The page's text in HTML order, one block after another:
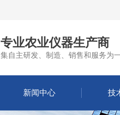
专业农业仪器生产商
集自主研发、制造、销售和服务为
新闻中心 技